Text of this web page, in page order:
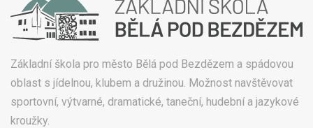
Základní škola pro město Bělá pod Bezdězem a spádovou
oblast s jídelnou, klubem a družinou. Možnost navštěvovat
sportovní, výtvarné, dramatické, taneční, hudební a jazykové
kroužky.